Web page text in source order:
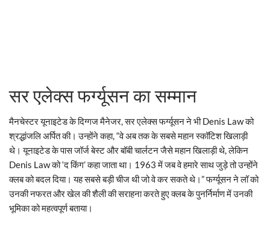
सर एलेक्स फर्ग्यूसन का सम्मान
मैनचेस्टर यूनाइटेड के दिग्गज मैनेजर, सर एलेक्स फर्ग्यूसन ने भी Denis Law को
श्रद्धांजलि अर्पित की। उन्होंने कहा, “वे अब तक के सबसे महान स्कॉटिश खिलाड़ी
थे। यूनाइटेड के पास जॉर्ज बेस्ट और बॉबी चार्लटन जैसे महान खिलाड़ी थे, लेकिन
Denis Law को ‘द किंग’ कहा जाता था। 1963 में जब वे हमारे साथ जुड़े तो उन्होंने
क्लब को बदल दिया। यह सबसे बड़ी चीज थी जो वे कर सकते थे।” फर्ग्यूसन ने लॉ को
उनकी नफरत और खेल की शैली की सराहना करते हुए क्लब के पुनर्निर्माण में उनकी
भूमिका को महत्वपूर्ण बताया।